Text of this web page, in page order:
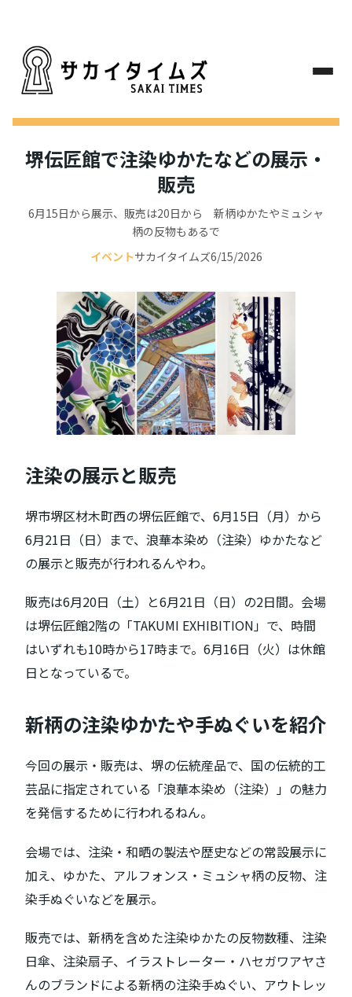
堺伝匠館で注染ゆかたなどの展示・
販売
6月15日から展示、販売は20日から 新柄ゆかたやミュシャ
柄の反物もあるで
イベントサカイタイムズ6/15/2026
注染の展示と販売
堺市堺区材木町西の堺伝匠館で、6月15日（月）から
6月21日（日）まで、浪華本染め（注染）ゆかたなど
の展示と販売が行われるんやわ。
販売は6月20日（土）と6月21日（日）の2日間。会場
は堺伝匠館2階の「TAKUMI EXHIBITION」で、時間
はいずれも10時から17時まで。6月16日（火）は休館
日となっているで。
新柄の注染ゆかたや手ぬぐいを紹介
今回の展示・販売は、堺の伝統産品で、国の伝統的工
芸品に指定されている「浪華本染め（注染）」の魅力
を発信するために行われるねん。
会場では、注染・和晒の製法や歴史などの常設展示に
加え、ゆかた、アルフォンス・ミュシャ柄の反物、注
染手ぬぐいなどを展示。
販売では、新柄を含めた注染ゆかたの反物数種、注染
日傘、注染扇子、イラストレーター・ハセガワアヤさ
んのブランドによる新柄の注染手ぬぐい、アウトレッ